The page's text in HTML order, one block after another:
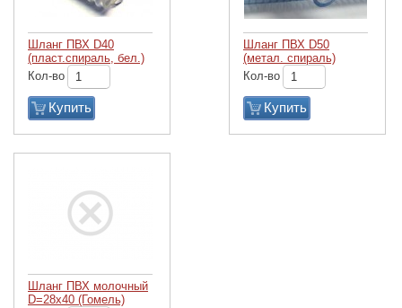
Шланг ПВХ D40
(пласт.спираль, бел.)
Кол-во
Купить
Шланг ПВХ D50
(метал. спираль)
Кол-во
Купить
Шланг ПВХ молочный
D=28х40 (Гомель)